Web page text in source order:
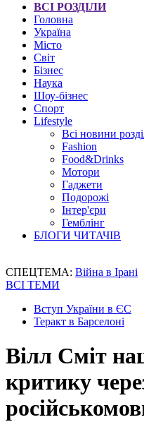
ВСІ РОЗДІЛИ
Головна
Україна
Місто
Світ
Бізнес
Наука
Шоу-бізнес
Спорт
Lifestyle
Всі новини
Fashion
Food&Drinks
Мотори
Гаджети
Подорожі
Інтер'єри
Гемблінг
БЛОГИ ЧИТАЧІВ
СПЕЦТЕМА: Війна в Ірані
ВСІ ТЕМИ
Вступ України в ЄС
Теракт в Барселоні
Вілл Сміт
критику